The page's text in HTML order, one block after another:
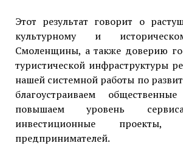
Этот результат говорит о
культурному и
Смоленщины, а также доверию
туристической инфраструктуры
нашей системной работы по
благоустраиваем общественные
повышаем уровень
инвестиционные проекты,
предпринимателей.